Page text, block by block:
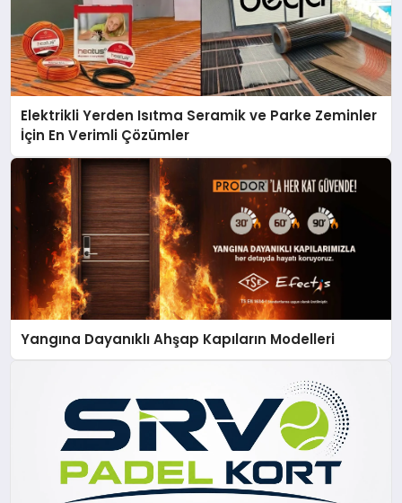
Elektrikli Yerden Isıtma Seramik ve Parke Zeminler
İçin En Verimli Çözümler
Yangına Dayanıklı Ahşap Kapıların Modelleri